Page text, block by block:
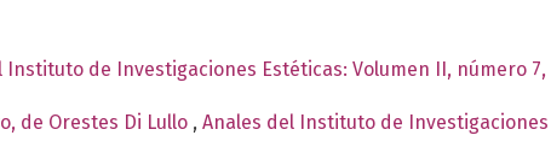
Instituto de Investigaciones Estéticas: Volumen II, número 7,
de Orestes Di Lullo , Anales del Instituto de